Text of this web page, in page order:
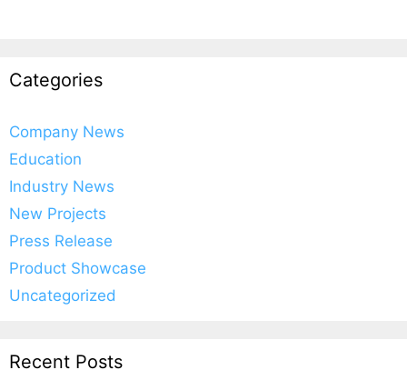
Categories
Company News
Education
Industry News
New Projects
Press Release
Product Showcase
Uncategorized
Recent Posts